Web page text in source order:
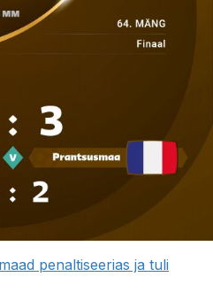
penaltiseerias ja tuli